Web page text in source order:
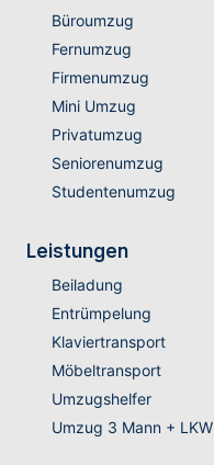
Büroumzug
Fernumzug
Firmenumzug
Mini Umzug
Privatumzug
Seniorenumzug
Studentenumzug
Leistungen
Beiladung
Entrümpelung
Klaviertransport
Möbeltransport
Umzugshelfer
Umzug 3 Mann + LKW